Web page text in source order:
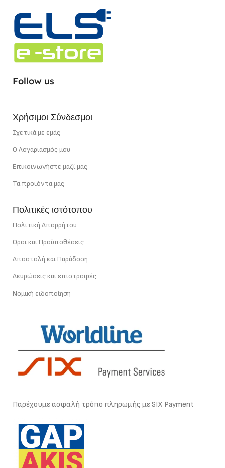
ΕΓΓΎΗΣΗ 3 χρόνια
ΣΗΜΕΊΟ ΚΟΠΉΣ
ΧΡΏΜΑ ΦΩΤΌΣ
ΙΣΧΎΣ 22 W/m
Follow us
Χρήσιμοι Σύνδεσμοι
Σχετικά με εμάς
Ο Λογαριασμός μου
Επικοινωνήστε μαζί μας
Τα προϊόντα μας
Πολιτικές ιστότοπου
Πολιτική Απορρήτου
Οροι και Προϋποθέσεις
Αποστολή και Παράδοση
Ακυρώσεις και επιστροφές
Νομική ειδοποίηση
Παρέχουμε ασφαλή τρόπο πληρωμής με SIX Payment